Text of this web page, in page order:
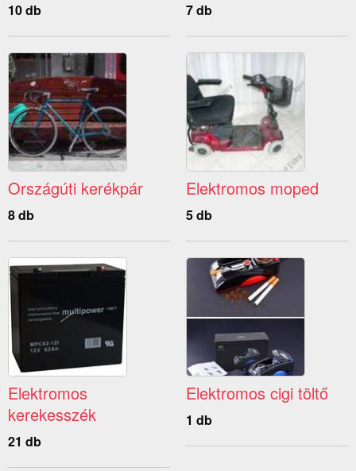
10 db 7 db
Országúti kerékpár
8 db
Elektromos moped
5 db
Elektromos
kerekesszék
21 db
Elektromos cigi töltő
1 db